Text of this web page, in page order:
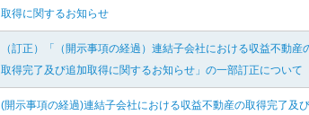
取得に関するお知らせ
（訂正）「（開示事項の経過）連結子会社における収益不動産
取得完了及び追加取得に関するお知らせ」の一部訂正について
(開示事項の経過)連結子会社における収益不動産の取得完了及び